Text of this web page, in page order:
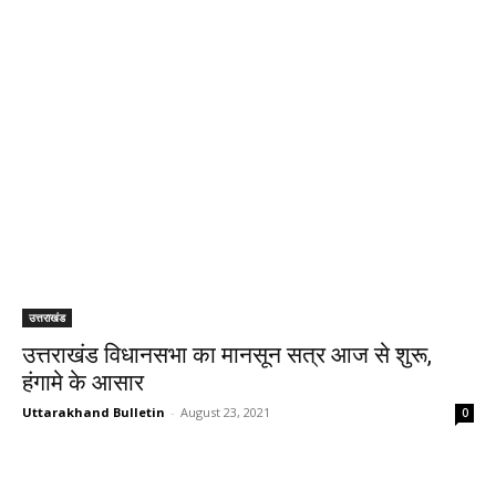
उत्तराखंड
उत्तराखंड विधानसभा का मानसून सत्र आज से शुरू,
हंगामे के आसार
Uttarakhand Bulletin - August 23, 2021 0